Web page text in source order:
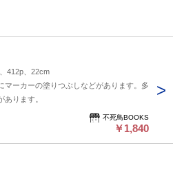
412p、22cm
マーカーの塗りつぶしなどがあります。多
あります。
不死鳥BOOKS
￥1,840